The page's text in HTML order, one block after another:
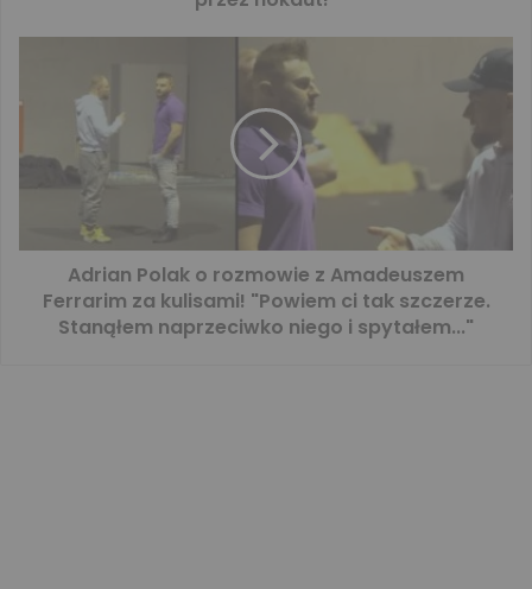
Adrian Polak o rozmowie z Amadeuszem
Ferrarim za kulisami! "Powiem ci tak szczerze.
Stanąłem naprzeciwko niego i spytałem..."